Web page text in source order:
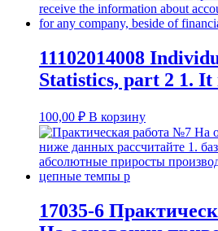
11102014008
Statistics, part 2 1. It
100,00 ₽ В корзину
17035-6